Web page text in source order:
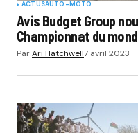
ACTUSAUTO-MOTO
Avis Budget Group
Championnat du
ParAri Hatchwell7 avril 2023